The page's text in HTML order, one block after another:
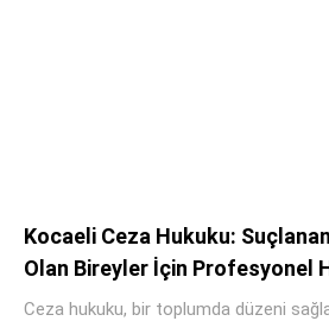
Kocaeli Ceza Hukuku:
Olan Bireyler İçin Profesyonel
Ceza hukuku, bir toplumda düzeni